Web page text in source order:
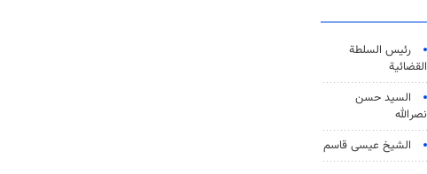
رئیس السلطة
القضائیة
السيد حسن
نصرالله
الشيخ عيسى قاسم